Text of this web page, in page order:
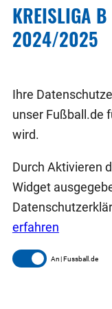
KREISLIGA
2024/2025
Ihre
unser Fußball.de
wird.
Durch Aktivieren
Widget
erfahren
Fussball.de